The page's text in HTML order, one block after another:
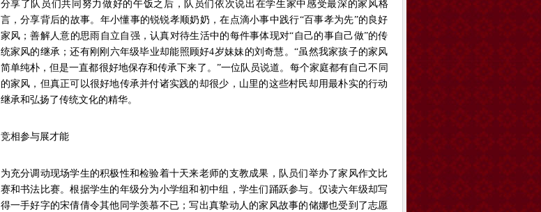
分享了队员们共同努力做好的午饭之后，队员们依次说出在学生家中感受最深的家风格
言，分享背后的故事。年小懂事的锐锐孝顺奶奶，在点滴小事中践行“百事孝为先”的良好
家风；善解人意的思雨自立自强，认真对待生活中的每件事体现对“自己的事自己做”的传
统家风的继承；还有刚刚六年级毕业却能照顾好4岁妹妹的刘奇慧。“虽然我家孩子的家风
简单纯朴，但是一直都很好地保存和传承下来了。”一位队员说道。每个家庭都有自己不同
的家风，但真正可以很好地传承并付诸实践的却很少，山里的这些村民却用最朴实的行动
继承和弘扬了传统文化的精华。
竞相参与展才能
为充分调动现场学生的积极性和检验着十天来老师的支教成果，队员们举办了家风作文比
赛和书法比赛。根据学生的年级分为小学组和初中组，学生们踊跃参与。仅读六年级却写
得一手好字的宋倩倩令其他同学羡慕不已；写出真挚动人的家风故事的储娜也受到了志愿